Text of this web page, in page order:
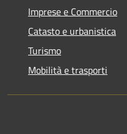
Imprese e Commercio
Catasto e urbanistica
Turismo
Mobilità e trasporti